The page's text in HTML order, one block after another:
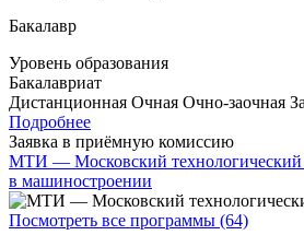
Бакалавр
Уровень образования
Бакалавриат
Дистанционная Очная Очно-заочная
Подробнее
Заявка в приёмную комиссию
МТИ — Московский технологический
в машиностроении
Посмотреть все программы (64)